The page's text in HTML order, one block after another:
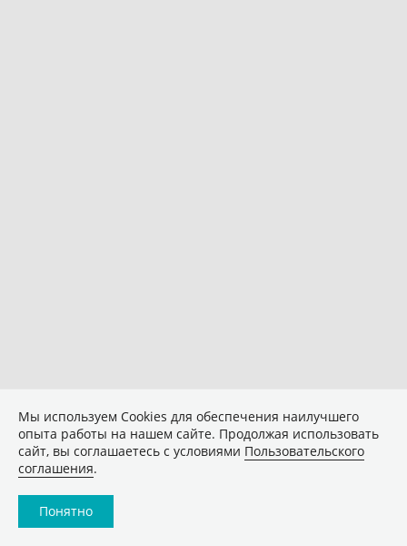
Мы используем Сookies для обеспечения наилучшего
опыта работы на нашем сайте. Продолжая использовать
сайт, вы соглашаетесь с условиями Пользовательского
соглашения.
Понятно